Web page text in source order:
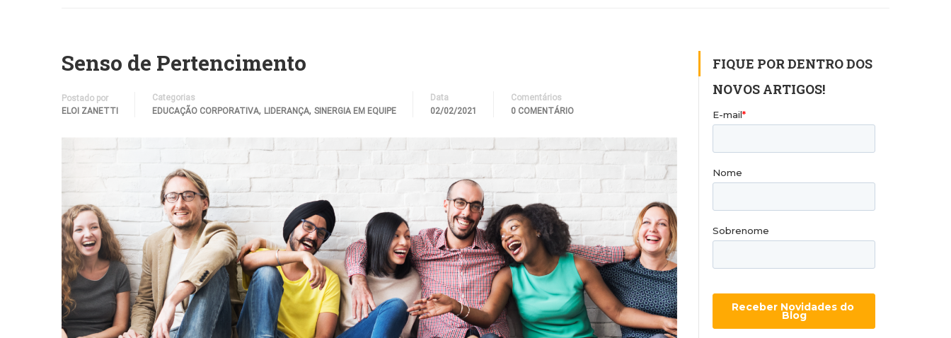
Senso de Pertencimento
Postado por
ELOI ZANETTI
Categorias
EDUCAÇÃO CORPORATIVA, LIDERANÇA, SINERGIA EM EQUIPE
Data
02/02/2021
Comentários
0 COMENTÁRIO
FIQUE POR DENTRO DOS
NOVOS ARTIGOS!